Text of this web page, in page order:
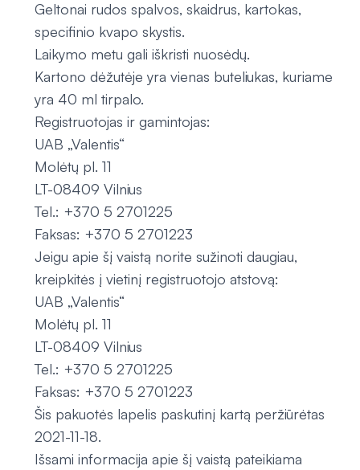
Geltonai rudos spalvos, skaidrus, kartokas,
specifinio kvapo skystis.
Laikymo metu gali iškristi nuosėdų.
Kartono dėžutėje yra vienas buteliukas, kuriame
yra 40 ml tirpalo.
Registruotojas ir gamintojas:
UAB „Valentis“
Molėtų pl. 11
LT-08409 Vilnius
Tel.: +370 5 2701225
Faksas: +370 5 2701223
Jeigu apie šį vaistą norite sužinoti daugiau,
kreipkitės į vietinį registruotojo atstovą:
UAB „Valentis“
Molėtų pl. 11
LT-08409 Vilnius
Tel.: +370 5 2701225
Faksas: +370 5 2701223
Šis pakuotės lapelis paskutinį kartą peržiūrėtas
2021-11-18.
Išsami informacija apie šį vaistą pateikiama